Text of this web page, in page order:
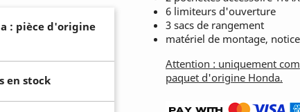
: pièce d'origine
en stock
6 limiteurs d'ouverture
3 sacs de rangement
matériel de montage,
Attention : uniquement
paquet d'origine Honda.